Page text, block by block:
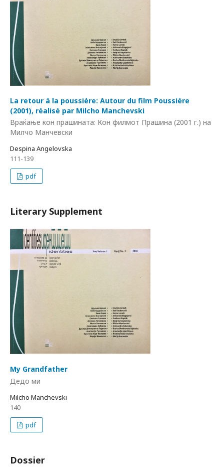
La retour à la poussière: Autour du film Poussière
(2001), rèalisè par Milcho Manchevski
Враќање кон прашината: Кон филмот Прашина (2001 г.) на
Милчо Манчевски
Despina Angelovska
111-139
pdf
Literary Supplement
My Grandfather
Дедо ми
Milcho Manchevski
140
pdf
Dossier